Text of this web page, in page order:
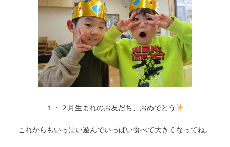
１・２月生まれのお友だち、おめでとう
これからもいっぱい遊んでいっぱい食べて大きくなってね。